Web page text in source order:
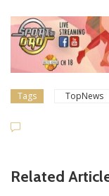
Tags TopNews
Related